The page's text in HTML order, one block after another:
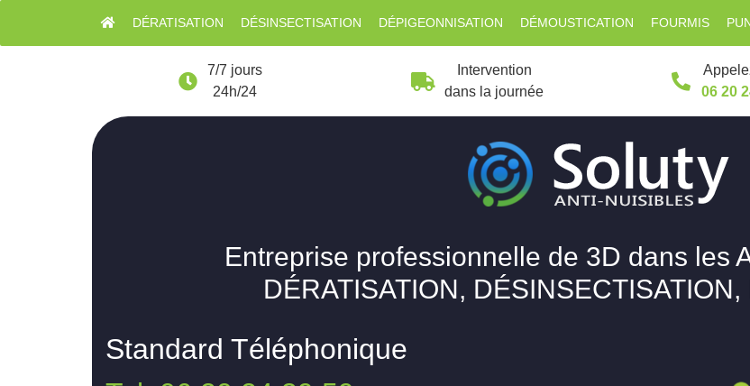
DÉRATISATION DÉSINSECTISATION DÉPIGEONNISATION DÉMOUSTICATION FOURMIS
7/7 jours
24h/24
Intervention
dans la journée
06 20
Entreprise professionnelle de 3D dans les
DÉRATISATION,
Standard Téléphonique